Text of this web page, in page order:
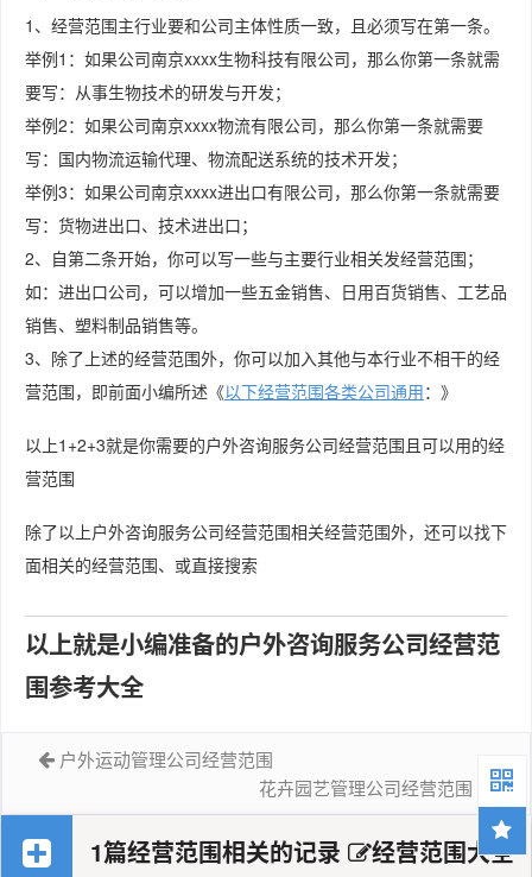
1、经营范围主行业要和公司主体性质一致，且必须写在第一条。
举例1：如果公司南京xxxx生物科技有限公司，那么你第一条就需
要写：从事生物技术的研发与开发；
举例2：如果公司南京xxxx物流有限公司，那么你第一条就需要
写：国内物流运输代理、物流配送系统的技术开发；
举例3：如果公司南京xxxx进出口有限公司，那么你第一条就需要
写：货物进出口、技术进出口；
2、自第二条开始，你可以写一些与主要行业相关发经营范围；
如：进出口公司，可以增加一些五金销售、日用百货销售、工艺品
销售、塑料制品销售等。
3、除了上述的经营范围外，你可以加入其他与本行业不相干的经
营范围，即前面小编所述《以下经营范围各类公司通用：》
以上1+2+3就是你需要的户外咨询服务公司经营范围且可以用的经
营范围
除了以上户外咨询服务公司经营范围相关经营范围外，还可以找下
面相关的经营范围、或直接搜索
以上就是小编准备的户外咨询服务公司经营范
围参考大全
户外运动管理公司经营范围
花卉园艺管理公司经营范围
1篇经营范围相关的记录 经营范围大全